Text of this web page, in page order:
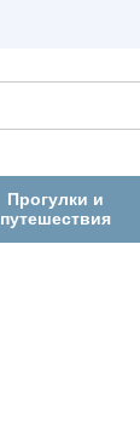
Прогулки и
путешествия